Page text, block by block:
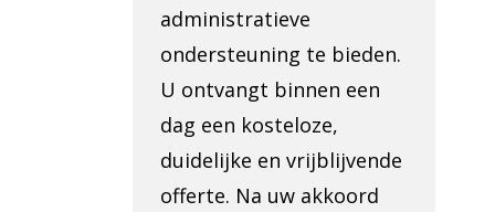
administratieve
ondersteuning te bieden.
U ontvangt binnen een
dag een kosteloze,
duidelijke en vrijblijvende
offerte. Na uw akkoord